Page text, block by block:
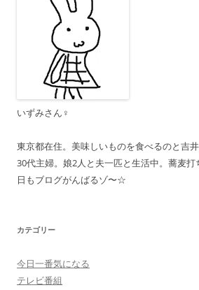
いずみさん♀
東京都在住。美味しいものを食べるのと吉
30代主婦。娘2人と夫一匹と生活中。蕎麦
日もブログがんばるゾ〜☆
カテゴリー
今日一番気になる
テレビ番組